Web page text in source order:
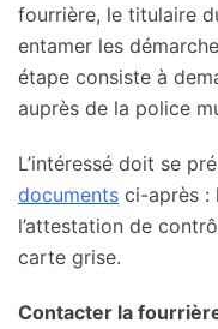
fourrière, le titulaire
entamer les
étape consiste à
auprès de la police
L’intéressé doit se
documents ci-après :
l’attestation de
carte grise.
Contacter la